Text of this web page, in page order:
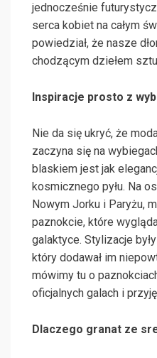
jednocześnie
serca kobiet na całym
powiedział, że nasze
chodzącym dziełem
Inspiracje prosto z
Nie da się ukryć, że
zaczyna się na
blaskiem jest jak
kosmicznego pyłu. Na
Nowym Jorku i Paryżu,
paznokcie, które
galaktyce. Stylizacje
który dodawał im
mówimy tu o
oficjalnych galach i
Dlaczego granat ze